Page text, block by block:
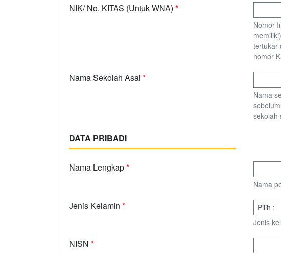
NIK/ No. KITAS (Untuk WNA) *
Nomor
tertukar
nomor
Nama Sekolah Asal *
Nama
sekolah
DATA PRIBADI
Nama Lengkap*
Nama
Jenis Kelamin *
Jenis
NISN *